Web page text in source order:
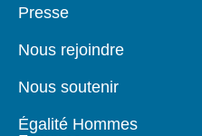
Pied
page
Presse
Nous rejoindre
Nous soutenir
Égalité Hommes